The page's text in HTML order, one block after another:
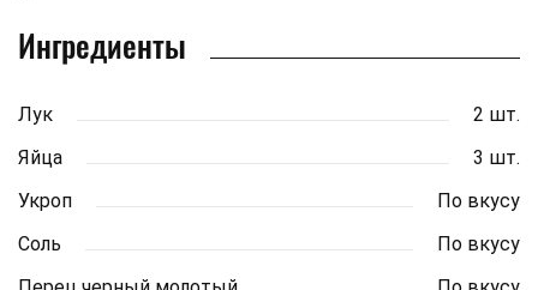
Ингредиенты
Лук
2 шт.
Яйца
3 шт.
Укроп
По вкусу
Соль
По вкусу